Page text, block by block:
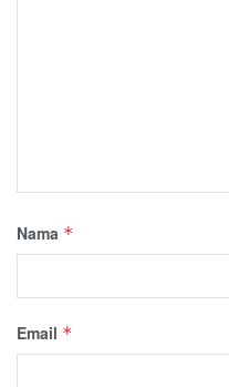
Nama *
Email *